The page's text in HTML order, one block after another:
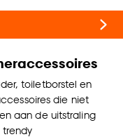
toiletborstel en
die niet
aan de uitstraling
trendy